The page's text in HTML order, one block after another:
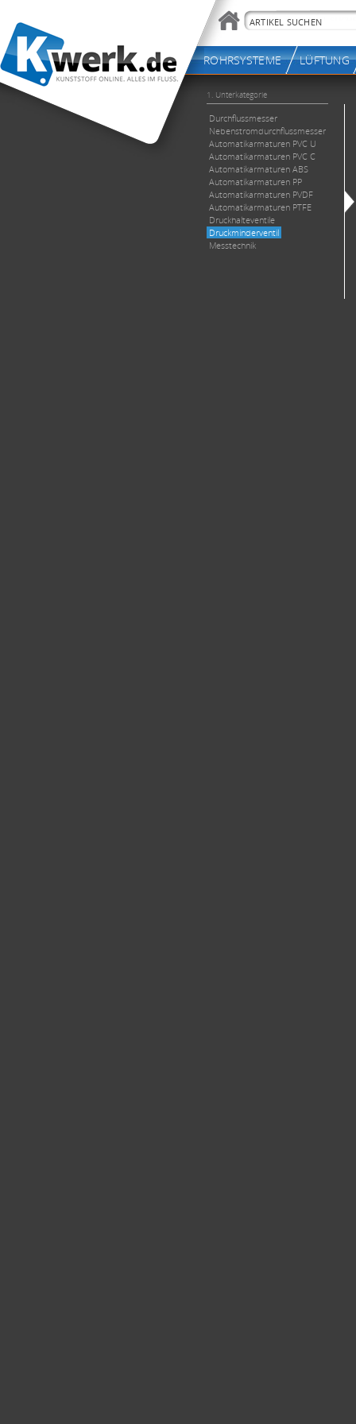
1. Unterkategorie
Durchflussmesser
Nebenstromdurchflussmesser
Automatikarmaturen PVC U
Automatikarmaturen PVC C
Automatikarmaturen ABS
Automatikarmaturen PP
Automatikarmaturen PVDF
Automatikarmaturen PTFE
Druckhalteventile
Druckminderventil
Messtechnik
ROHRSYSTEME LÜFTUNG